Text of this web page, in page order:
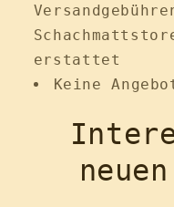
erstattet
Keine